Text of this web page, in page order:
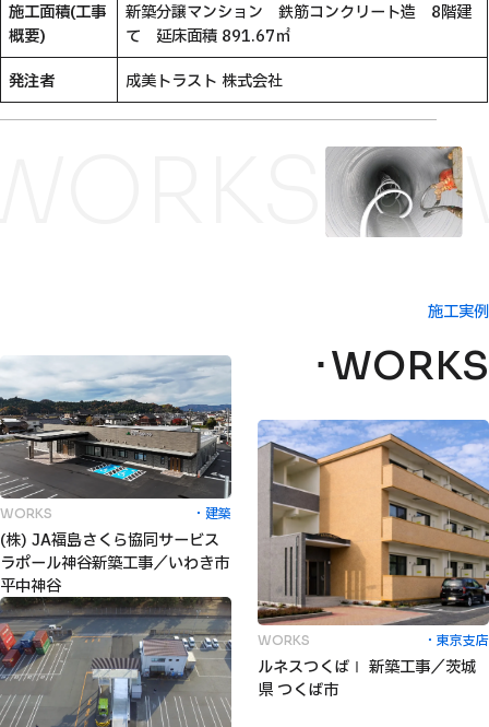
施工面積(工事
概要)
新築分譲マンション 鉄筋コンクリート造 8階建
て 延床面積 891.67㎡
発注者
成美トラスト 株式会社
施工実例
WORKS
WORKS 建築
(株) JA福島さくら協同サービス
ラポール神谷新築工事／いわき市
平中神谷
WORKS 東京支店
ルネスつくばⅠ 新築工事／茨城
県 つくば市